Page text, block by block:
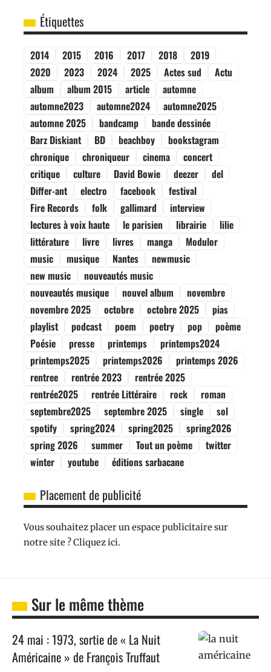
Étiquettes
2014 2015 2016 2017 2018
2019
2020
2023 2024 2025 Actes sud
Actu
album
album 2015 article
automne
automne2023
automne2024
automne2025
automne 2025
bandcamp
bande dessinée
Barz Diskiant
BD beachboy
bookstagram
chronique
chroniqueur cinema
concert
critique
culture David Bowie deezer
del
Differ-ant
electro facebook
festival
Fire Records
folk gallimard
interview
lectures à voix haute
le parisien librairie
lilie
littérature
livre livres manga
Modulor
music
musique Nantes
newmusic
new music
nouveautés music
nouveautés musique
nouvel album
novembre
novembre 2025
octobre octobre 2025
pias
playlist
podcast poem poetry pop
poème
Poésie
presse printemps
printemps2024
printemps2025
printemps2026
printemps 2026
rentree
rentrée 2023
rentrée 2025
rentrée2025
rentrée Littéraire rock
roman
septembre2025
septembre 2025 single
sol
spotify
spring2024 spring2025
spring2026
spring 2026
summer Tout un poème
twitter
winter
youtube éditions sarbacane
Placement de publicité
Vous souhaitez placer un espace publicitaire sur
notre site ? Cliquez ici.
Sur le même thème
24 mai : 1973, sortie de « La Nuit
Américaine » de François Truffaut